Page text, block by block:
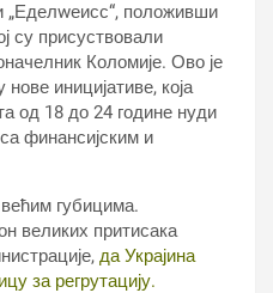
„Еделwеисс“, положивши
су присуствовали
Коломије. Ово је
иницијативе, која
од 18 до 24 године нуди
финансијским и
губицима.
великих притисака
да Украјина
за регрутацију.